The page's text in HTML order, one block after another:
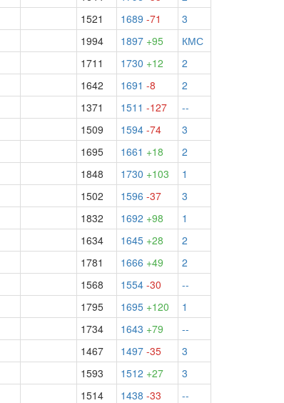
1521 1689 -71
3
1994 1897 +95
КМС
1711 1730 +12
2
1642 1691 -8
2
1371 1511 -127
--
1509 1594 -74
3
1695 1661 +18
2
1848 1730 +103
1
1502 1596 -37
3
1832 1692 +98
1
1634 1645 +28
2
1781 1666 +49
2
1568 1554 -30
--
1795 1695 +120
1
1734 1643 +79
--
1467 1497 -35
3
1593 1512 +27
3
1514 1438 -33
--